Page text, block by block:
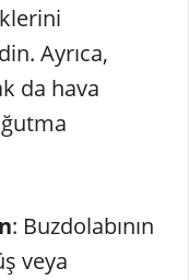
Ayrıca,
da hava
: Buzdolabının
veya